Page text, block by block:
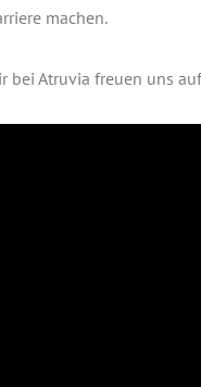
machen.
bei Atru­via freu­en uns